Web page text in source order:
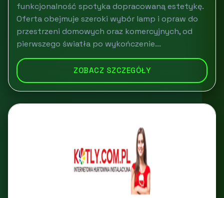
funkcjonalność spotyka dopracowaną estetykę.
Oferta obejmuje szeroki wybór lamp i opraw do
przestrzeni domowych oraz komercyjnych, od
pierwszego światła po wykończenie...
ZOBACZ SZCZEGÓŁY